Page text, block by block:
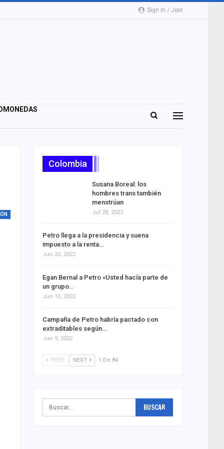
Sign In / Join
Colombia
Susana Boreal: los
hombres trans también
menstrúan
Jul 28, 2022
Petro llega a la presidencia y suena
impuesto a la renta…
Jun 22, 2022
Egan Bernal a Petro «Usted hacía parte de
un grupo…
Jun 10, 2022
Campaña de Petro habría pactado con
extraditables según…
Jun 9, 2022
PREV NEXT 1 De 84